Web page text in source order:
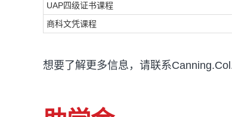
UAP四级证书课程
商科文凭课程
想要了解更多信息，请联系